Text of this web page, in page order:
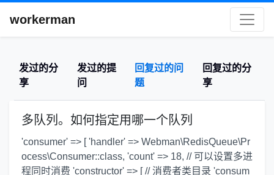
workerman
发过的分
享
发过的提
问
回复过的问
题
回复过的分
享
多队列。如何指定用哪一个队列
'consumer' => [ 'handler' => Webman\RedisQueue\Pr
ocess\Consumer::class, 'count' => 18, // 可以设置多进
程同时消费 'constructor' => [ // 消费者类目录 'consum